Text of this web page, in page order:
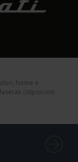
forme e
colpiscono